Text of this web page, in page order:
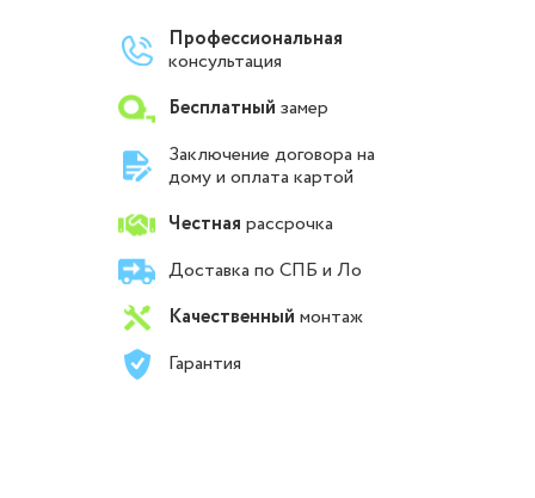
Профессиональная
консультация
Бесплатный замер
Заключение договора на
дому и оплата картой
Честная рассрочка
Доставка по СПБ и Ло
Качественный монтаж
Гарантия